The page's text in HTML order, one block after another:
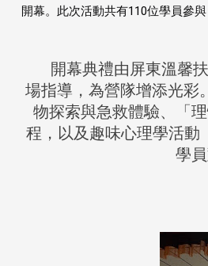
開幕。此次活動共有110位學員參
開幕典禮由屏東溫馨扶
場指導，為營隊增添光彩
物探索與急救體驗、「
程，以及趣味心理學活動
學